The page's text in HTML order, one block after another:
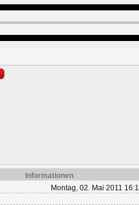
Informationen
Montag, 02. Mai 2011